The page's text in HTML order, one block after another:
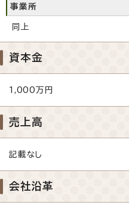
事業所
同上
資本金
1,000万円
売上高
記載なし
会社沿革